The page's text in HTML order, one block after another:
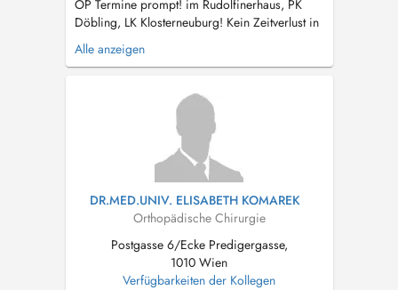
OP Termine prompt! im Rudolfinerhaus, PK
Döbling, LK Klosterneuburg! Kein Zeitverlust in
überfüllten Wartezimmern Es ist mir ein
Anliegen, für meine Patienten stets modernste
Implantate einzusetzen. Knie/ Arthroskopie,
Kniegelenksersatz, Men...
Alle anzeigen
DR.MED.UNIV. ELISABETH KOMAREK
Orthopädische Chirurgie
Postgasse 6/Ecke Predigergasse,
1010 Wien
Verfügbarkeiten der Kollegen